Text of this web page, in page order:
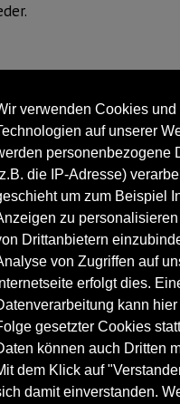
verwenden Cookies und
auf unserer
personenbezogene
die IP-Adresse)
um zum Beispiel
zu
Drittanbietern
von Zugriffen auf
Internetseite erfolgt dies.
kann
gesetzter Cookies
können auch Dritten
dem Klick auf
damit einverstanden.
Erdbruch
Treffpunkt zur
– ist um 13.30 Uhr in
„Unter den
und Staffpark